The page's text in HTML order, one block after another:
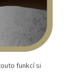
funkcí si